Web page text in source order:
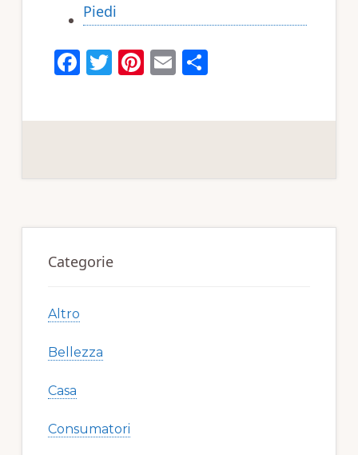
Piedi
F
c
o
T
it
Pi
te
E
ai
C
n
di
Primary
Sidebar
Categorie
Altro
Bellezza
Casa
Consumatori